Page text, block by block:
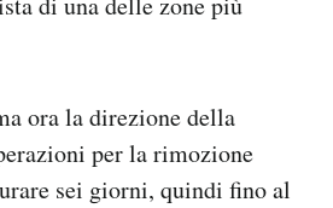
ora la direzione della
per la rimozione
sei giorni, quindi fino al